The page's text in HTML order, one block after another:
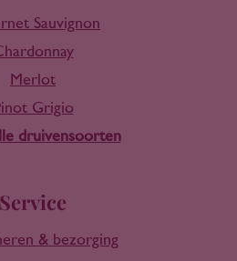
Sauvignon
Merlot
Grigio
druivensoorten
Service
& bezorging